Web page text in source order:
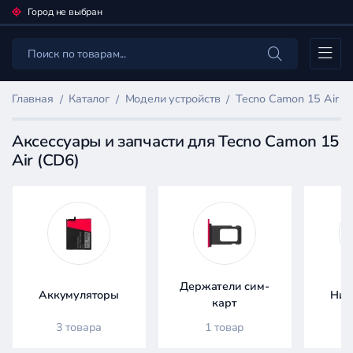
Город не выбран
Каталог
Главная Каталог Модели устройств Tecno Camon 15 Air
Аксессуары и запчасти для Tecno Camon 15
Air (CD6)
Фильтр
товаров
Аккумуляторы
3 товара
Держатели сим-
карт
1 товар